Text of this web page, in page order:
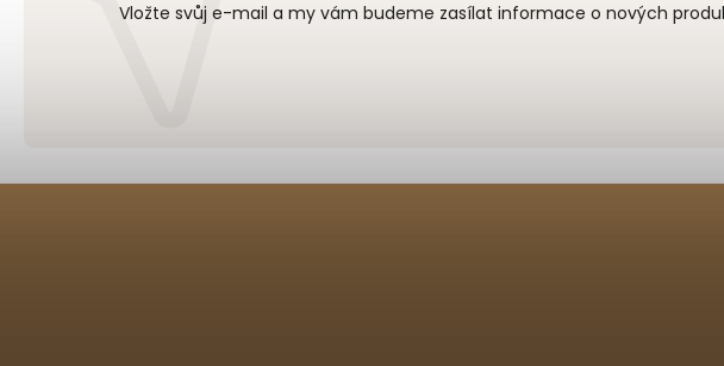
Vložte svůj e-mail a my vám budeme zasílat informace o nových